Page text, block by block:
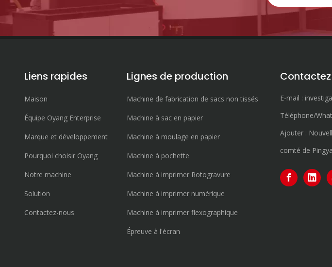
Liens rapides
Maison
Équipe Oyang Enterprise
Marque et développement
Pourquoi choisir Oyang
Notre machine
Solution
Contactez-nous
Lignes de production
Machine de fabrication de sacs non tissés
Machine à sac en papier
Machine à moulage en papier
Machine à pochette
Machine à imprimer Rotogravure
Machine à imprimer numérique
Machine à imprimer flexographique
Épreuve à l'écran
E-mail :
Téléphone/
Ajouter :
comté de